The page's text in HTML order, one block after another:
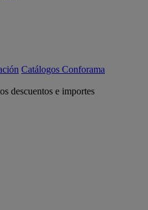
Catálogos Conforama
descuentos e importes